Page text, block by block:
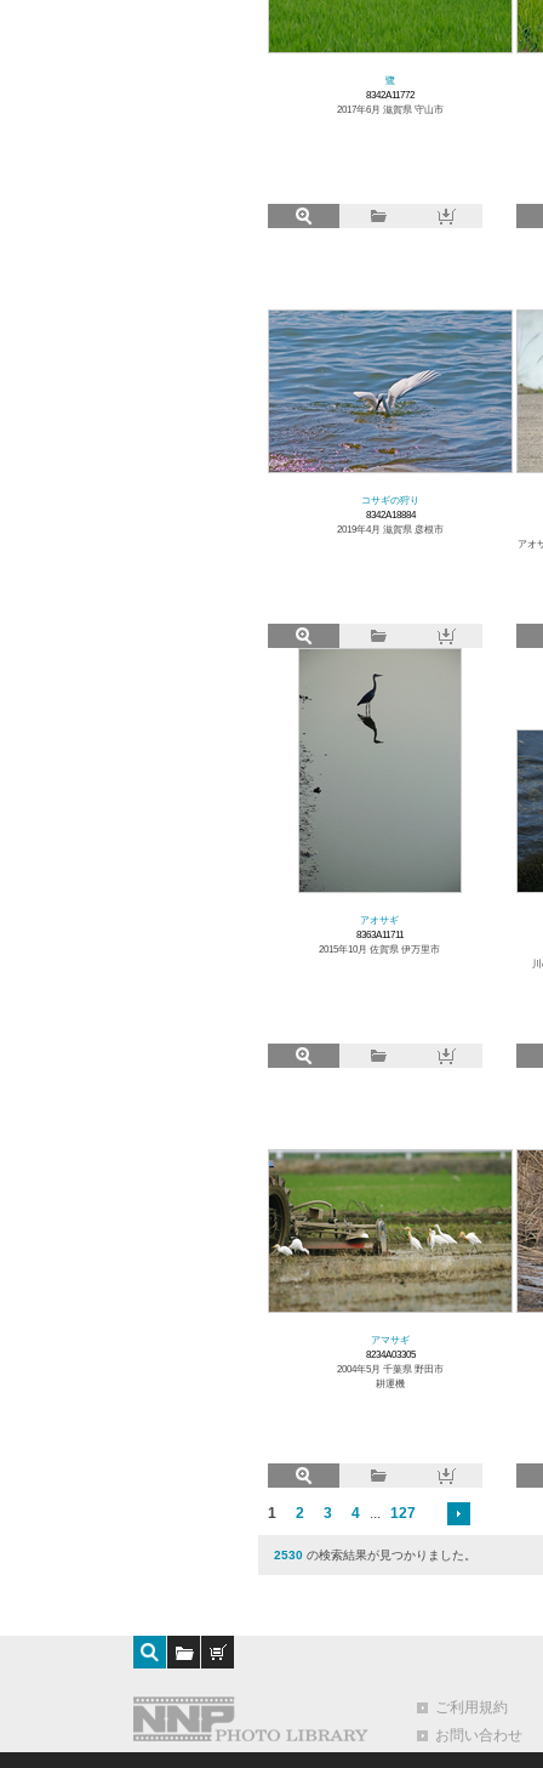
鷺
8342A11772
2017年6月 滋賀県 守山市
コサギの狩り
8342A18884
2019年4月 滋賀県 彦根市
ア
アオサギ
8363A11711
2015年10月 佐賀県 伊万里市
アマサギ
8234A03305
2004年5月 千葉県 野田市
耕運機
1 2 3 4 ... 127
2530 の検索結果が見つかりました。
ご利用規約
お問い合わせ